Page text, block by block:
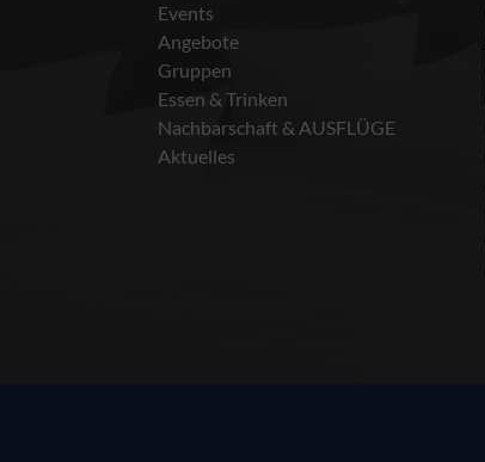
Events
Angebote
Gruppen
Essen & Trinken
Nachbarschaft & AUSFLÜGE
Aktuelles